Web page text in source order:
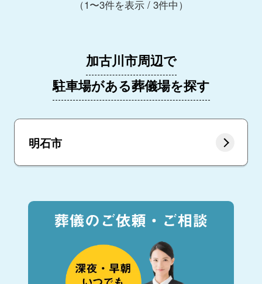
（1〜3件を表示 / 3件中）
加古川市周辺で
駐車場がある葬儀場を探す
明石市